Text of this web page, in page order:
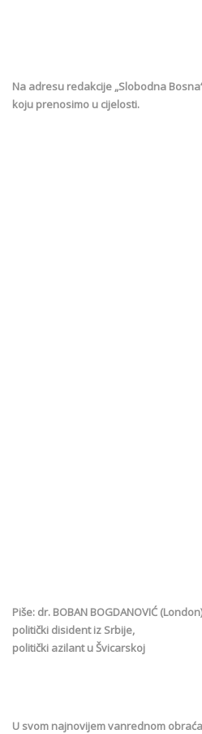
Na adresu redakcije „Slobodna
koju prenosimo u cijelosti.
Piše: dr. BOBAN BOGDANOVIĆ (London)
politički disident iz Srbije,
politički azilant u Švicarskoj
U svom najnovijem vanrednom